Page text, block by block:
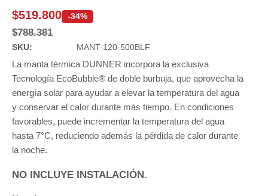
$519.800 -34%
$788.381
SKU: MANT-120-500BLF
La manta térmica DUNNER incorpora la exclusiva
Tecnología EcoBubble® de doble burbuja, que aprovecha la
energía solar para ayudar a elevar la temperatura del agua
y conservar el calor durante más tiempo. En condiciones
favorables, puede incrementar la temperatura del agua
hasta 7°C, reduciendo además la pérdida de calor durante
la noche.
NO INCLUYE INSTALACIÓN.